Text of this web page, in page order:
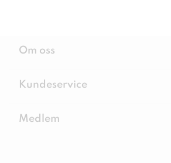
Om oss
Kundeservice
Medlem